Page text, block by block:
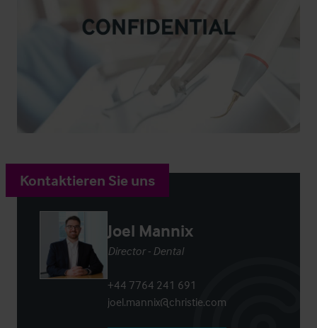
Kontaktieren Sie uns
Joel Mannix
Director - Dental
+44 7764 241 691
joel.mannix@christie.com